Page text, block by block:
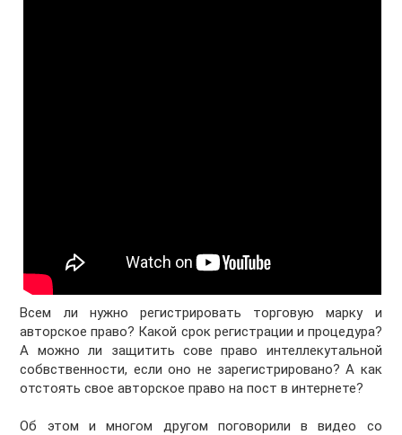
Всем ли нужно регистрировать торговую марку и
авторское право? Какой срок регистрации и процедура?
А можно ли защитить сове право интеллекутальной
собвственности, если оно не зарегистрировано? А как
отстоять свое авторское право на пост в интернете?
Об этом и многом другом поговорили в видео со